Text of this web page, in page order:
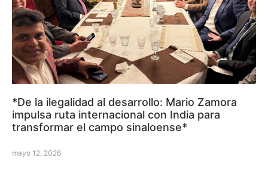
*De la ilegalidad al desarrollo: Mario Zamora
impulsa ruta internacional con India para
transformar el campo sinaloense*
mayo 12, 2026